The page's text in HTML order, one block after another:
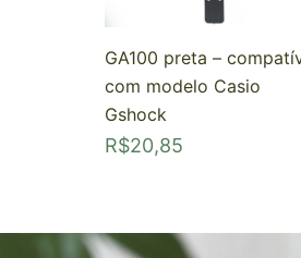
GA100 preta –
com modelo Casio
Gshock
R$20,85